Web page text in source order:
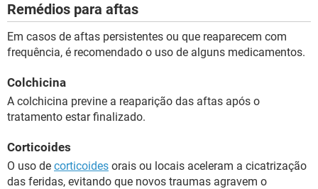
Remédios para aftas
Em casos de aftas persistentes ou que reaparecem com
frequência, é recomendado o uso de alguns medicamentos.
Colchicina
A colchicina previne a reaparição das aftas após o
tratamento estar finalizado.
Corticoides
O uso de corticoides orais ou locais aceleram a cicatrização
das feridas, evitando que novos traumas agravem o